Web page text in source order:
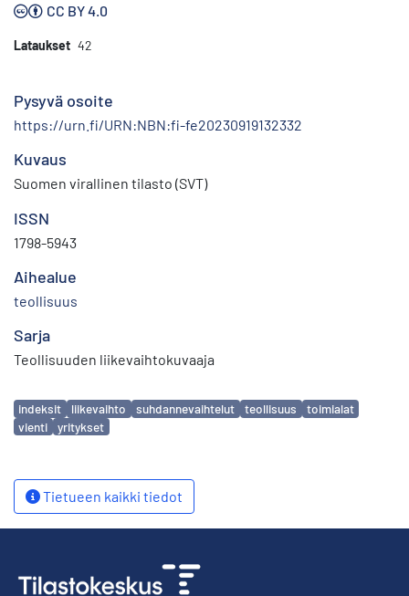
CC BY 4.0
Lataukset 42
Pysyvä osoite
https://urn.fi/URN:NBN:fi-fe20230919132332
Kuvaus
Suomen virallinen tilasto (SVT)
ISSN
1798-5943
Aihealue
teollisuus
Sarja
Teollisuuden liikevaihtokuvaaja
Avainsanat
indeksit liikevaihto suhdannevaihtelut teollisuus
toimialat
vienti
yritykset
Tietueen kaikki tiedot